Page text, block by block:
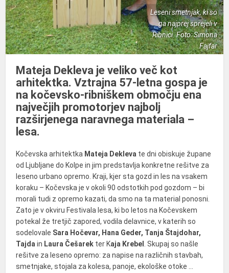
Leseni smetnjak, ki so
ga najprej sprejeli v
Ribnici. Foto: Simona
Fajfar
Mateja Dekleva je veliko več kot
arhitektka. Vztrajna 57-letna gospa je
na kočevsko-ribniškem območju ena
največjih promotorjev najbolj
razširjenega naravnega materiala –
lesa.
Kočevska arhitektka Mateja Dekleva te dni obiskuje župane
od Ljubljane do Kolpe in jim predstavlja konkretne rešitve za
leseno urbano opremo. Kraji, kjer sta gozd in les na vsakem
koraku – Kočevska je v okoli 90 odstotkih pod gozdom – bi
morali tudi z opremo kazati, da smo na ta material ponosni.
Zato je v okviru Festivala lesa, ki bo letos na Kočevskem
potekal že tretjič zapored, vodila delavnice, v katerih so
sodelovale Sara Hočevar, Hana Geder, Tanja Štajdohar,
Tajdain Laura Češarek ter Kaja Krebel . Skupaj so našle
rešitve za leseno opremo: za napise na različnih stavbah,
smetnjake, stojala za kolesa, panoje, ekološke otoke …